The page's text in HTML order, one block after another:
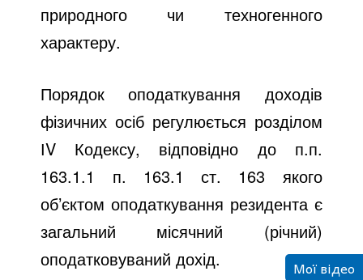
природного чи техногенного
характеру.
Порядок оподаткування доходів
фізичних осіб регулюється розділом
ІV Кодексу, відповідно до п.п.
163.1.1 п. 163.1 ст. 163 якого
об’єктом оподаткування резидента є
загальний місячний (річний)
оподатковуваний дохід.
Мої відео